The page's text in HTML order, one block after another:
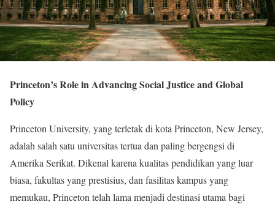
Princeton’s Role in Advancing Social Justice and Global
Policy
Princeton University, yang terletak di kota Princeton, New Jersey,
adalah salah satu universitas tertua dan paling bergengsi di
Amerika Serikat. Dikenal karena kualitas pendidikan yang luar
biasa, fakultas yang prestisius, dan fasilitas kampus yang
memukau, Princeton telah lama menjadi destinasi utama bagi